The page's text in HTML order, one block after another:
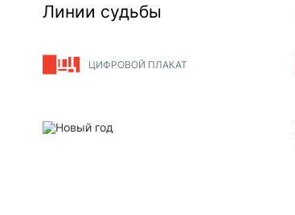
Линии судьбы
ЦИФРОВОЙ ПЛАКАТ
Новый год